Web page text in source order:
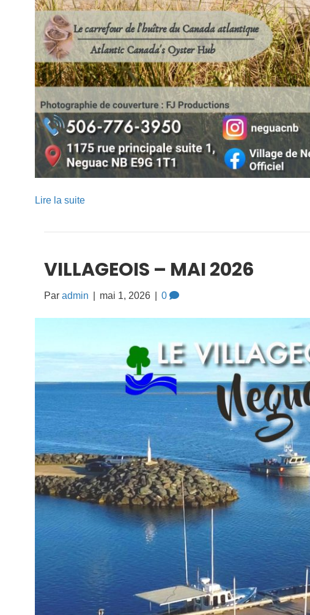
Lire la suite
VILLAGEOIS – MAI 2026
Par admin mai 1, 2026 0